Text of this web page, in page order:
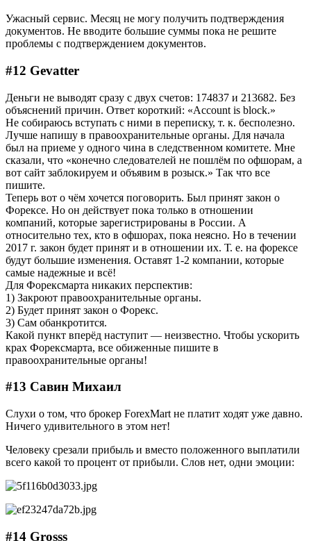
Ужасный сервис. Месяц не могу получить подтверждения
документов. Не вводите большие суммы пока не решите
проблемы с подтверждением документов.
#12 Gevatter
Деньги не выводят сразу с двух счетов: 174837 и 213682. Без
объяснений причин. Ответ короткий: «Account is block.»
Не собираюсь вступать с ними в переписку, т. к. бесполезно.
Лучше напишу в правоохранительные органы. Для начала
был на приеме у одного чина в следственном комитете. Мне
сказали, что «конечно следователей не пошлём по офшорам, а
вот сайт заблокируем и объявим в розыск.» Так что все
пишите.
Теперь вот о чём хочется поговорить. Был принят закон о
Форексе. Но он действует пока только в отношении
компаний, которые зарегистрированы в России. А
относительно тех, кто в офшорах, пока неясно. Но в течении
2017 г. закон будет принят и в отношении их. Т. е. на форексе
будут большие изменения. Оставят 1-2 компании, которые
самые надежные и всё!
Для Форексмарта никаких перспектив:
1) Закроют правоохранительные органы.
2) Будет принят закон о Форекс.
3) Сам обанкротится.
Какой пункт вперёд наступит — неизвестно. Чтобы ускорить
крах Форексмарта, все обиженные пишите в
правоохранительные органы!
#13 Савин Михаил
Слухи о том, что брокер ForexMart не платит ходят уже давно.
Ничего удивительного в этом нет!
Человеку срезали прибыль и вместо положенного выплатили
всего какой то процент от прибыли. Слов нет, одни эмоции:
#14 Grosss